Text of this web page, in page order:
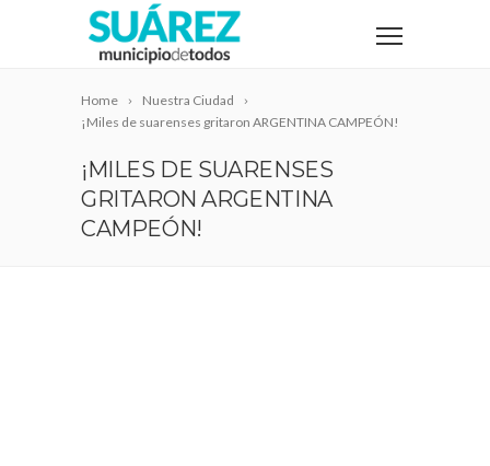
Home
Nuestra Ciudad
¡Miles de suarenses gritaron ARGENTINA CAMPEÓN!
¡MILES DE SUARENSES
GRITARON ARGENTINA
CAMPEÓN!